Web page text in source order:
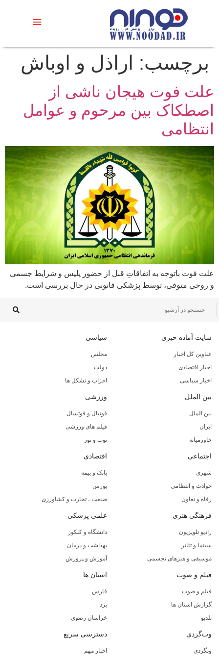
برچسب: اراذل و اوباش
علت فوت هیجان ناشی از
اصطکاک بین مرحوم و عوامل
انتظامی
علت فوت باتوجه به اتفاقاتِ قبل از حضور پلیس و شرایط جسمی
و روحی متوفی، توسط پزشکی قانونی در حال بررسی است.
سایت آماده خبری
عناوین کل اخبار
اخبار اقتصادی
اخبار سیاسی
سیاسی
مجلس
دولت
احزاب و تشکل ها
بین الملل
بین الملل
ایران
خاورمیانه
ورزشی
فوتبال و فوتسال
فیلم های ورزشی
توپ و تور
اجتماعی
شهری
حوادث و انتظامی
رفاه و تعاون
اقتصادی
بانک و بیمه
بورس
صنعت ، تجارت و کشاورزی
فرهنگی هنری
رادیو تلویزیون
سینما و تئاتر
موسیقی و هنرهای تجسمی
علمی پزشکی
دانشگاه و کنکور
بهداشت و درمان
آموزش و پرورش
فیلم و صوت
فیلم و صوت
گزارش استان ها
تلدیو
استان ها
فارس
یزد
خراسان رضوی
وب‌گردی
وبگردی
دسترسی سریع
اخبار مهم